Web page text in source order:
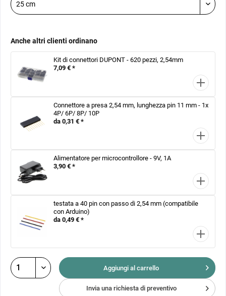
Anche altri clienti ordinano
Kit di connettori DUPONT - 620 pezzi, 2,54mm
7,09 € *
Connettore a presa 2,54 mm, lunghezza pin 11 mm - 1x
4P/ 6P/ 8P/ 10P
da 0,31 € *
Alimentatore per microcontrollore - 9V, 1A
3,90 € *
testata a 40 pin con passo di 2,54 mm (compatibile
con Arduino)
da 0,49 € *
Aggiungi al carrello
Invia una richiesta di preventivo